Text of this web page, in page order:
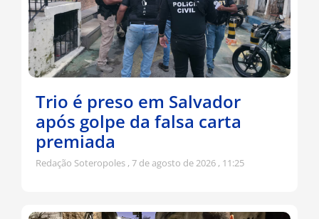
Trio é preso em Salvador
após golpe da falsa carta
premiada
Redação Soteropoles 7 de agosto de 2026 11:25